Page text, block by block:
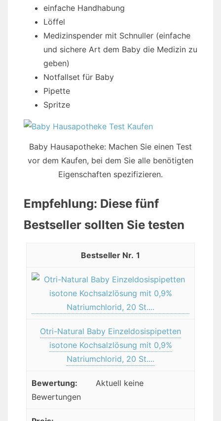
einfache Handhabung
Löffel
Medizinspender mit Schnuller (einfache
und sichere Art dem Baby die Medizin zu
geben)
Notfallset für Baby
Pipette
Spritze
Baby Hausapotheke: Machen Sie einen Test
vor dem Kaufen, bei dem Sie alle benötigten
Eigenschaften spezifizieren.
Empfehlung: Diese fünf
Bestseller sollten Sie testen
1
Otri-Natural Baby Einzeldosispipetten
isotone Kochsalzlösung mit 0,9%
Natriumchlorid, 20 St....
Aktuell keine
Bewertungen